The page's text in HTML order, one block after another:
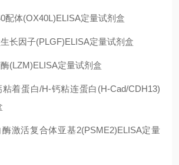
配体(OX40L)ELISA定量试剂盒
长因子(PLGF)ELISA定量试剂盒
(LZM)ELISA定量试剂盒
粘着蛋白/H-钙粘连蛋白(H-Cad/CDH13)
激活复合体亚基2(PSME2)ELISA定量